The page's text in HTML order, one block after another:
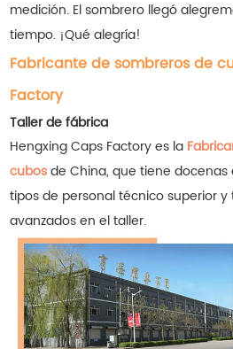
medición. El sombrero llegó
tiempo. ¡Qué alegría!
Fabricante de sombreros de
Factory
Taller de fábrica
Hengxing Caps Factory es la
cubosde China, que tiene
tipos de personal técnico superior
avanzados en el taller.